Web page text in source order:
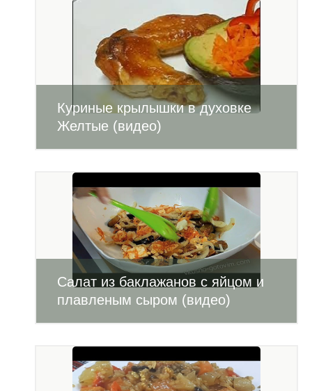
Куриные крылышки в духовке
Желтые (видео)
Салат из баклажанов с яйцом и
плавленым сыром (видео)